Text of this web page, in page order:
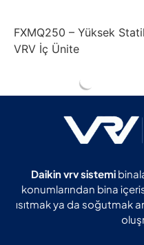
FXMQ250 – Yüksek
VRV İç Ünite
Daikin vrv sistemi
konumlarından bina
ısıtmak ya da soğutmak